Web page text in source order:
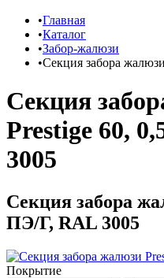
Главная
Каталог
Забор-жалюзи
Секция забора
Секция
Prestige 60,
3005
Секция забора
ПЭ/Г, RAL 3005
Покрытие